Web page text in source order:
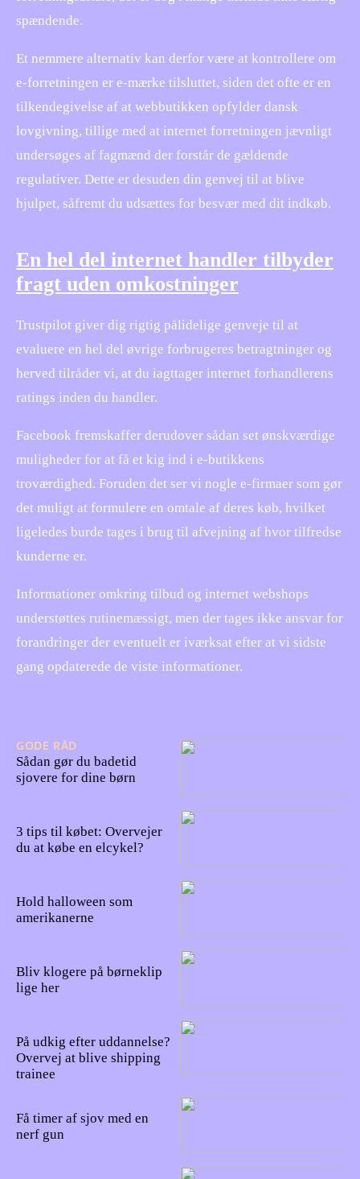
spændende.
Et nemmere alternativ kan derfor være at kontrollere om
e-forretningen er e-mærke tilsluttet, siden det ofte er en
tilkendegivelse af at webbutikken opfylder dansk
lovgivning, tillige med at internet forretningen jævnligt
undersøges af fagmænd der forstår de gældende
regulativer. Dette er desuden din genvej til at blive
hjulpet, såfremt du udsættes for besvær med dit indkøb.
En hel del internet handler tilbyder
fragt uden omkostninger
Trustpilot giver dig rigtig pålidelige genveje til at
evaluere en hel del øvrige forbrugeres betragtninger og
herved tilråder vi, at du iagttager internet forhandlerens
ratings inden du handler.
Facebook fremskaffer derudover sådan set ønskværdige
muligheder for at få et kig ind i e-butikkens
troværdighed. Foruden det ser vi nogle e-firmaer som gør
det muligt at formulere en omtale af deres køb, hvilket
ligeledes burde tages i brug til afvejning af hvor tilfredse
kunderne er.
Informationer omkring tilbud og internet webshops
understøttes rutinemæssigt, men der tages ikke ansvar for
forandringer der eventuelt er iværksat efter at vi sidste
gang opdaterede de viste informationer.
GODE RÅD
Sådan gør du badetid
sjovere for dine børn
3 tips til købet: Overvejer
du at købe en elcykel?
Hold halloween som
amerikanerne
Bliv klogere på børneklip
lige her
På udkig efter uddannelse?
Overvej at blive shipping
trainee
Få timer af sjov med en
nerf gun